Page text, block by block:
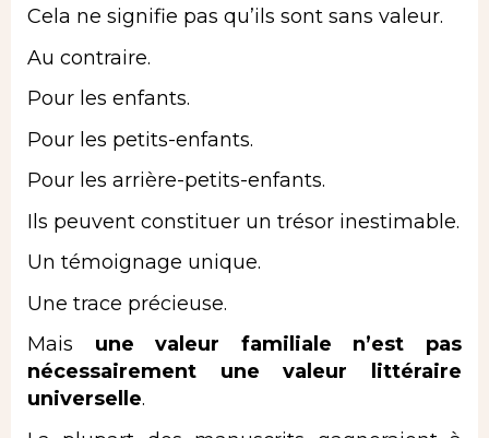
Cela ne signifie pas qu’ils sont sans valeur.
Au contraire.
Pour les enfants.
Pour les petits-enfants.
Pour les arrière-petits-enfants.
Ils peuvent constituer un trésor inestimable.
Un témoignage unique.
Une trace précieuse.
Mais une valeur familiale n’est pas
nécessairement une valeur littéraire
universelle.